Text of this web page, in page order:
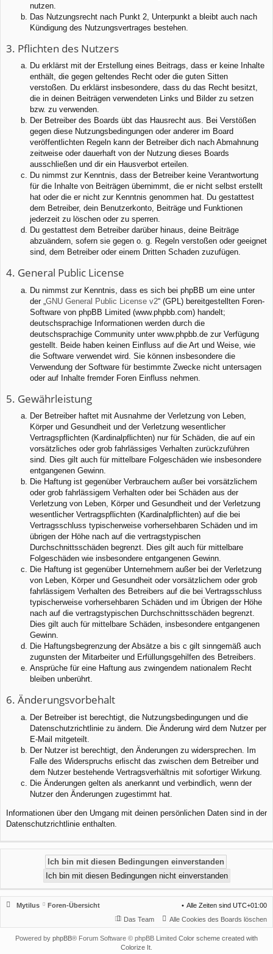
nutzen.
Das Nutzungsrecht nach Punkt 2, Unterpunkt a bleibt auch nach
Kündigung des Nutzungsvertrages bestehen.
3. Pflichten des Nutzers
Du erklärst mit der Erstellung eines Beitrags, dass er keine Inhalte
enthält, die gegen geltendes Recht oder die guten Sitten
verstoßen. Du erklärst insbesondere, dass du das Recht besitzt,
die in deinen Beiträgen verwendeten Links und Bilder zu setzen
bzw. zu verwenden.
Der Betreiber des Boards übt das Hausrecht aus. Bei Verstößen
gegen diese Nutzungsbedingungen oder anderer im Board
veröffentlichten Regeln kann der Betreiber dich nach Abmahnung
zeitweise oder dauerhaft von der Nutzung dieses Boards
ausschließen und dir ein Hausverbot erteilen.
Du nimmst zur Kenntnis, dass der Betreiber keine Verantwortung
für die Inhalte von Beiträgen übernimmt, die er nicht selbst erstellt
hat oder die er nicht zur Kenntnis genommen hat. Du gestattest
dem Betreiber, dein Benutzerkonto, Beiträge und Funktionen
jederzeit zu löschen oder zu sperren.
Du gestattest dem Betreiber darüber hinaus, deine Beiträge
abzuändern, sofern sie gegen o. g. Regeln verstoßen oder geeignet
sind, dem Betreiber oder einem Dritten Schaden zuzufügen.
4. General Public License
Du nimmst zur Kenntnis, dass es sich bei phpBB um eine unter
der „ GNU General Public License v2“ (GPL) bereitgestellten Foren-
Software von phpBB Limited (www.phpbb.com) handelt;
deutschsprachige Informationen werden durch die
deutschsprachige Community unter www.phpbb.de zur Verfügung
gestellt. Beide haben keinen Einfluss auf die Art und Weise, wie
die Software verwendet wird. Sie können insbesondere die
Verwendung der Software für bestimmte Zwecke nicht untersagen
oder auf Inhalte fremder Foren Einfluss nehmen.
5. Gewährleistung
Der Betreiber haftet mit Ausnahme der Verletzung von Leben,
Körper und Gesundheit und der Verletzung wesentlicher
Vertragspflichten (Kardinalpflichten) nur für Schäden, die auf ein
vorsätzliches oder grob fahrlässiges Verhalten zurückzuführen
sind. Dies gilt auch für mittelbare Folgeschäden wie insbesondere
entgangenen Gewinn.
Die Haftung ist gegenüber Verbrauchern außer bei vorsätzlichem
oder grob fahrlässigem Verhalten oder bei Schäden aus der
Verletzung von Leben, Körper und Gesundheit und der Verletzung
wesentlicher Vertragspflichten (Kardinalpflichten) auf die bei
Vertragsschluss typischerweise vorhersehbaren Schäden und im
übrigen der Höhe nach auf die vertragstypischen
Durchschnittsschäden begrenzt. Dies gilt auch für mittelbare
Folgeschäden wie insbesondere entgangenen Gewinn.
Die Haftung ist gegenüber Unternehmern außer bei der Verletzung
von Leben, Körper und Gesundheit oder vorsätzlichem oder grob
fahrlässigem Verhalten des Betreibers auf die bei Vertragsschluss
typischerweise vorhersehbaren Schäden und im Übrigen der Höhe
nach auf die vertragstypischen Durchschnittsschäden begrenzt.
Dies gilt auch für mittelbare Schäden, insbesondere entgangenen
Gewinn.
Die Haftungsbegrenzung der Absätze a bis c gilt sinngemäß auch
zugunsten der Mitarbeiter und Erfüllungsgehilfen des Betreibers.
Ansprüche für eine Haftung aus zwingendem nationalem Recht
bleiben unberührt.
6. Änderungsvorbehalt
Der Betreiber ist berechtigt, die Nutzungsbedingungen und die
Datenschutzrichtlinie zu ändern. Die Änderung wird dem Nutzer per
E-Mail mitgeteilt.
Der Nutzer ist berechtigt, den Änderungen zu widersprechen. Im
Falle des Widerspruchs erlischt das zwischen dem Betreiber und
dem Nutzer bestehende Vertragsverhältnis mit sofortiger Wirkung.
Die Änderungen gelten als anerkannt und verbindlich, wenn der
Nutzer den Änderungen zugestimmt hat.
Informationen über den Umgang mit deinen persönlichen Daten sind in der
Datenschutzrichtlinie enthalten.
Mytilus Foren-Übersicht Alle Zeiten sind UTC+01:00
Alle Cookies des Boards löschen
Das Team
Powered by phpBB® Forum Software © phpBB Limited Color scheme created with
Colorize It